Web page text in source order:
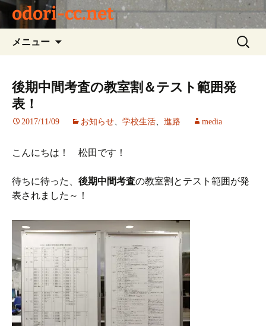
odori-cc.net
メニュー
ツ
ッ
検
索:
後期中間考査の教室割＆テスト範囲発
表！
2017/11/09 お知らせ、 学校生活、 進路 media
こんにちは！ 松田です！
待ちに待った、 後期中間考査の教室割とテスト範囲が発
表されました～！